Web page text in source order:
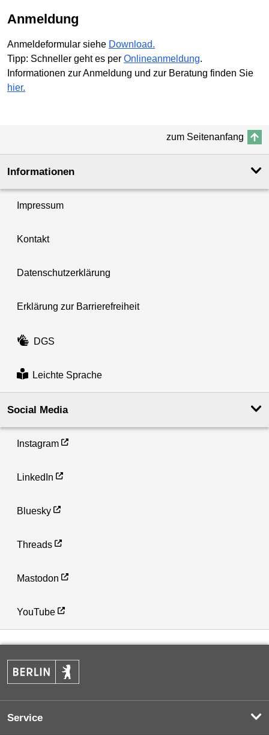
Anmeldung
Anmeldeformular siehe Download.
Tipp: Schneller geht es per Onlineanmeldung.
Informationen zur Anmeldung und zur Beratung finden Sie
hier.
zum Seitenanfang
Informationen
Impressum
Kontakt
Datenschutzerklärung
Erklärung zur Barrierefreiheit
DGS
Leichte Sprache
Social Media
Instagram
LinkedIn
Bluesky
Threads
Mastodon
YouTube
Service